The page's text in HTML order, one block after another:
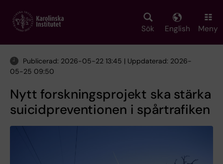
main
Sök English Meny
Publicerad: 2026-05-22 13:45 | Uppdaterad: 2026-
05-25 09:50
Nytt forskningsprojekt ska stärka
suicidpreventionen i spårtrafiken